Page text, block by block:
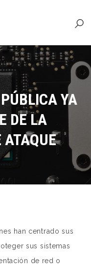
YA
DE LA
ATAQUE
han centrado sus
sus sistemas
de red o